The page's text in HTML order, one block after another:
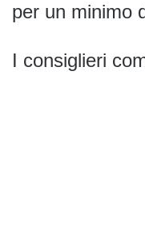
per un minimo
I consiglieri